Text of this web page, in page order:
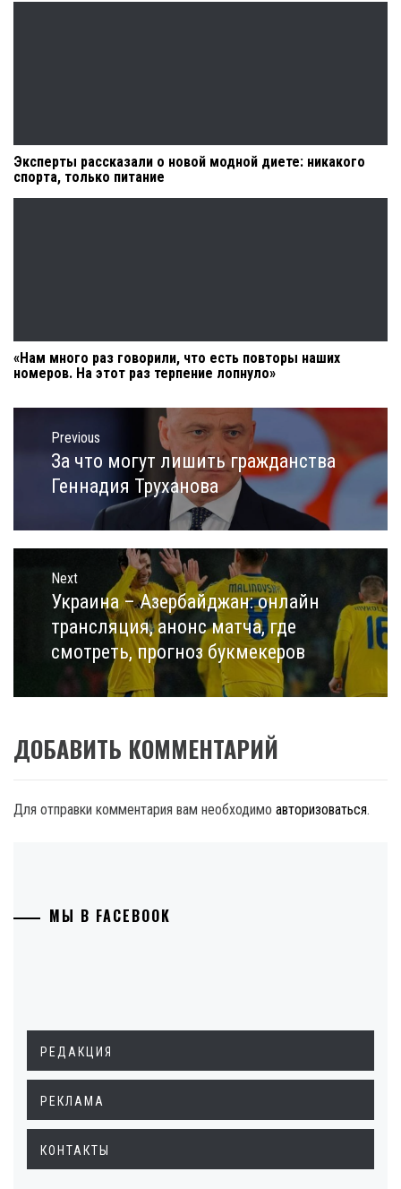
Эксперты рассказали о новой модной диете: никакого
спорта, только питание
«Нам много раз говорили, что есть повторы наших
номеров. На этот раз терпение лопнуло»
Навигация
записям
Previous
Previous
post:
За что могут лишить гражданства
Геннадия Труханова
Next
Next
post:
Украина – Азербайджан: онлайн
трансляция, анонс матча, где
смотреть, прогноз букмекеров
ДОБАВИТЬ КОММЕНТАРИЙ
Для отправки комментария вам необходимо авторизоваться.
МЫ В FACEBOOK
РЕДАКЦИЯ
РЕКЛАМА
КОНТАКТЫ